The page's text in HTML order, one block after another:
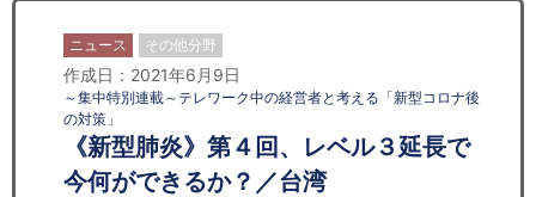
ニュース その他分野
作成日：2021年6月9日
～集中特別連載～テレワーク中の経営者と考える「新型コロナ後
の対策」
《新型肺炎》第４回、レベル３延長で
今何ができるか？／台湾